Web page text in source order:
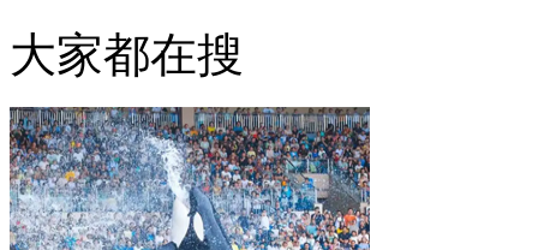
大家都在搜